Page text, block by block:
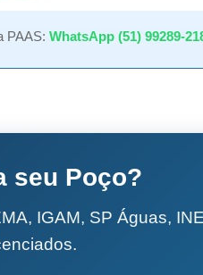
PAAS: WhatsApp (51) 99289-
seu Poço?
IGAM, SP Águas,